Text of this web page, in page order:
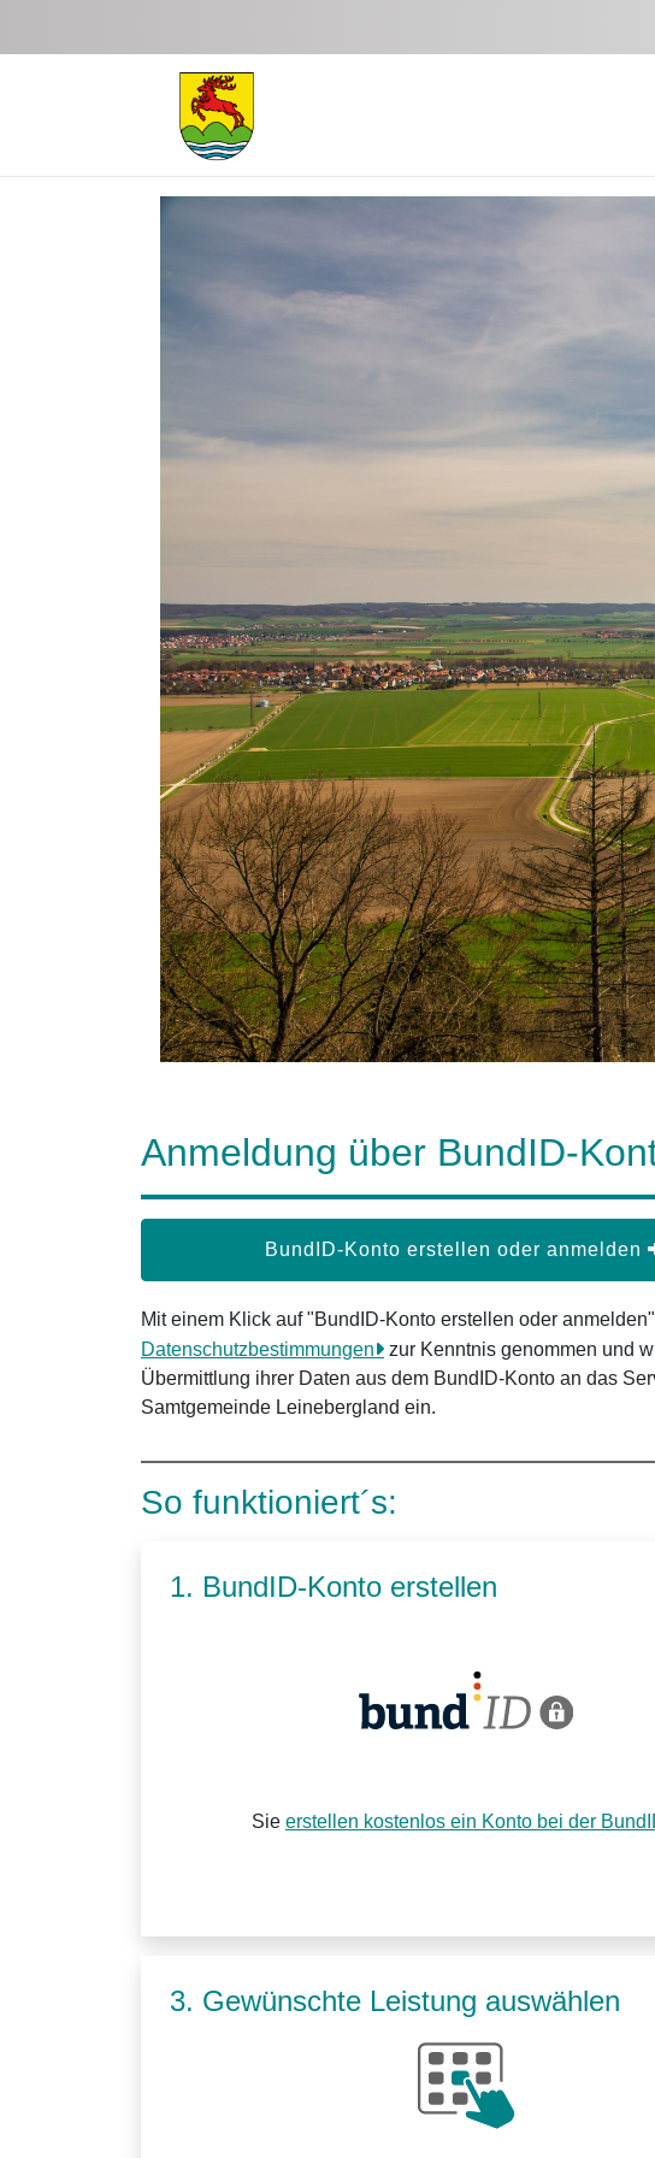
Anmeldung über BundID-
BundID-Konto erstellen oder anmelden
Mit einem Klick auf "BundID-Konto erstellen oder
Datenschutzbestimmungen
zur Kenntnis genommen und
Übermittlung ihrer Daten aus dem BundID-Konto an das
Samtgemeinde Leinebergland ein.
So funktioniert´s:
1. BundID-Konto erstellen
Sie erstellen kostenlos ein Konto bei der
3. Gewünschte Leistung auswählen